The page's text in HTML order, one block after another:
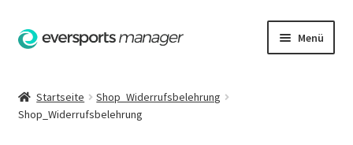
Zur
Navigation
Zum
Inhalt
Menü
AGB
Startseite
Shop_Widerrufsbelehrung
Shop_Widerrufsbelehrung